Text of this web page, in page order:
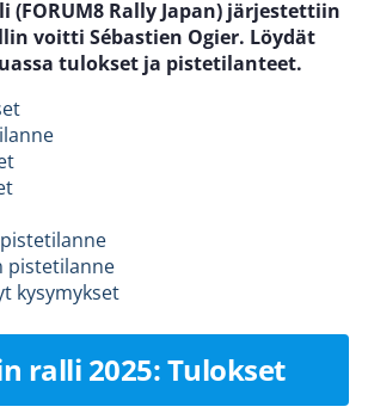
(FORUM8 Rally Japan) järjestettiin
voitti Sébastien Ogier. Löydät
tulokset ja pistetilanteet.
pistetilanne
kysymykset
ralli 2025: Tulokset